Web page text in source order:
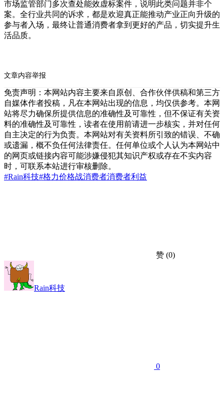
市场监管部门多次查处能效虚标案件，说明此类问题并非个
案。全行业共同的诉求，都是欢迎真正能推动产业正向升级的
参与者入场，最终让普通消费者拿到更好的产品，切实提升生
活品质。
文章内容举报
免责声明：本网站内容主要来自原创、合作伙伴供稿和第三方
自媒体作者投稿，凡在本网站出现的信息，均仅供参考。本网
站将尽力确保所提供信息的准确性及可靠性，但不保证有关资
料的准确性及可靠性，读者在使用前请进一步核实，并对任何
自主决定的行为负责。本网站对有关资料所引致的错误、不确
或遗漏，概不负任何法律责任。任何单位或个人认为本网站中
的网页或链接内容可能涉嫌侵犯其知识产权或存在不实内容
时，可联系本站进行审核删除。
#Rain科技#格力价格战消费者消费者利益
赞 (0)
Rain科技
0